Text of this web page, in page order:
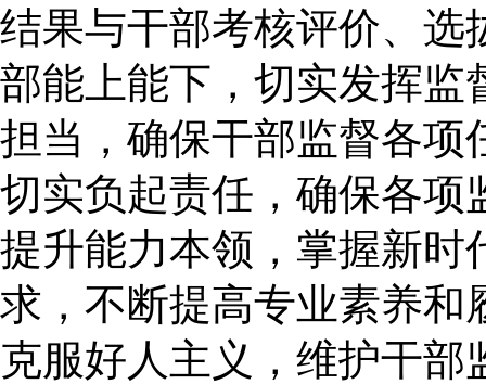
结果与干部考核评价、选
部能上能下，切实发挥监
担当，确保干部监督各项
切实负起责任，确保各项
提升能力本领，掌握新时
求，不断提高专业素养和
克服好人主义，维护干